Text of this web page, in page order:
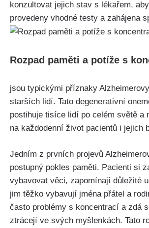
konzultovat jejich stav s lékařem,
provedeny vhodné testy a zahájena
Rozpad paměti a potíže s
jsou typickými příznaky
starších lidí. Tato degenerativní
postihuje tisíce lidí po celém světě a
na každodenní život pacientů i jejich
Jedním z prvních projevů
postupný pokles paměti. Pacienti si
vybavovat věci, zapomínají důležité
jim těžko vybavují jména přátel a
často problémy s koncentrací a zdá
ztrácejí ve svých myšlenkách. Tato